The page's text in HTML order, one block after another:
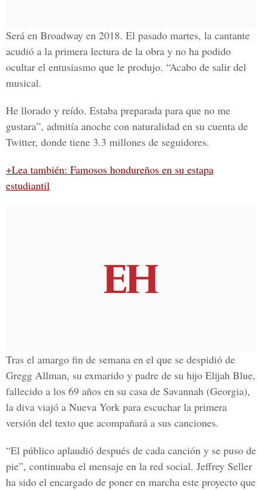
Será en Broadway en 2018. El pasado martes, la cantante
acudió a la primera lectura de la obra y no ha podido
ocultar el entusiasmo que le produjo. “Acabo de salir del
musical.
He llorado y reído. Estaba preparada para que no me
gustara”, admitía anoche con naturalidad en su cuenta de
Twitter, donde tiene 3.3 millones de seguidores.
+Lea también: Famosos hondureños en su estapa
estudiantil
Tras el amargo fin de semana en el que se despidió de
Gregg Allman, su exmarido y padre de su hijo Elijah Blue,
fallecido a los 69 años en su casa de Savannah (Georgia),
la diva viajó a Nueva York para escuchar la primera
versión del texto que acompañará a sus canciones.
“El público aplaudió después de cada canción y se puso de
pie”, continuaba el mensaje en la red social. Jeffrey Seller
ha sido el encargado de poner en marcha este proyecto que